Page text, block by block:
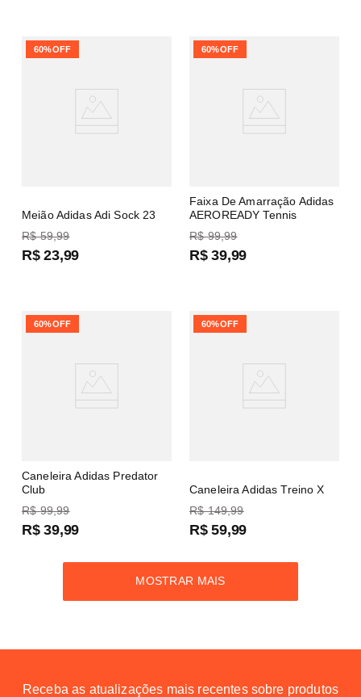
Meião Adidas Adi Sock 23
60%OFF
R$ 59,99
R$ 23,99
Faixa De Amarração Adidas
AEROREADY Tennis
60%OFF
R$ 99,99
R$ 39,99
Caneleira Adidas Predator
Club
60%OFF
R$ 99,99
R$ 39,99
Caneleira Adidas Treino X
60%OFF
R$ 149,99
R$ 59,99
MOSTRAR MAIS
Receba as atualizações mais recentes sobre produtos